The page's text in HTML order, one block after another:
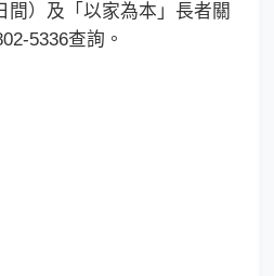
間）及「以家為本」長者關
5336查詢。